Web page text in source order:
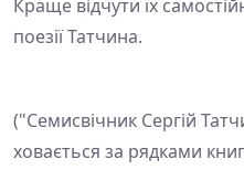
Краще відчути їх
поезії Татчина.
("Семисвічник Сергій
ховається за рядками